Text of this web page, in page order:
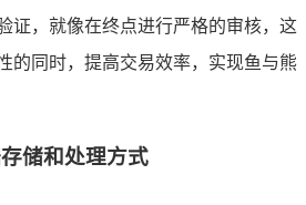
证，就像在终点进行严格的审核，这
的同时，提高交易效率，实现鱼与熊
储和处理方式